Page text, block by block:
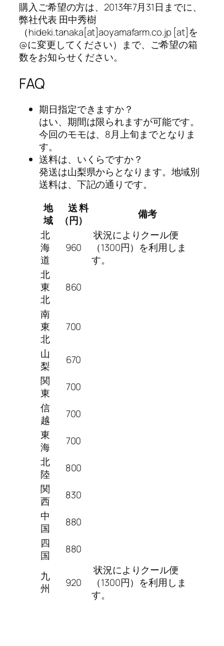
購入ご希望の方は、2013年7月31日までに、
弊社代表 田中秀樹
（hideki.tanaka[at]aoyamafarm.co.jp [at]を
@に変更してください）まで、ご希望の箱
数をお知らせください。
FAQ
期日指定できますか？
はい、期間は限られますが可能です。
今回のモモは、8月上旬までとなりま
す。
送料は、いくらですか？
発送は山梨県からとなります。地域別
送料は、下記の通りです。
地
域
送 料
（円）
備考
北
海
道
960
状況によりクール便
（1300円）を利用しま
す。
北
東
北
860
南
東
北
700
山
梨
670
関
東
700
信
越
700
東
海
700
北
陸
800
関
西
830
中
国
880
四
国
880
九
州
920
状況によりクール便
（1300円）を利用しま
す。